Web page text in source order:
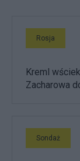
Rosja
Kreml
Zacharowa
Sondaż